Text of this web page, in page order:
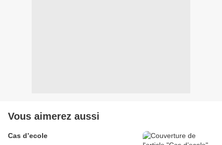
Vous aimerez aussi
Cas d’ecole